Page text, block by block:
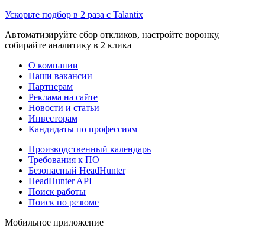
Ускорьте подбор в 2 раза с Talantix
Автоматизируйте сбор откликов, настройте воронку,
собирайте аналитику в 2 клика
О компании
Наши вакансии
Партнерам
Реклама на сайте
Новости и статьи
Инвесторам
Кандидаты по профессиям
Производственный календарь
Требования к ПО
Безопасный HeadHunter
HeadHunter API
Поиск работы
Поиск по резюме
Мобильное приложение